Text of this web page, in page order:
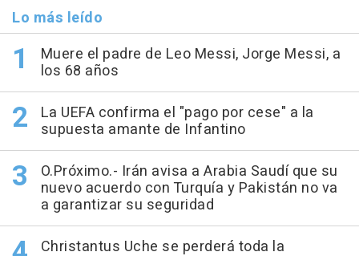
Lo más leído
Muere el padre de Leo Messi, Jorge Messi, a
los 68 años
La UEFA confirma el "pago por cese" a la
supuesta amante de Infantino
O.Próximo.- Irán avisa a Arabia Saudí que su
nuevo acuerdo con Turquía y Pakistán no va
a garantizar su seguridad
Christantus Uche se perderá toda la